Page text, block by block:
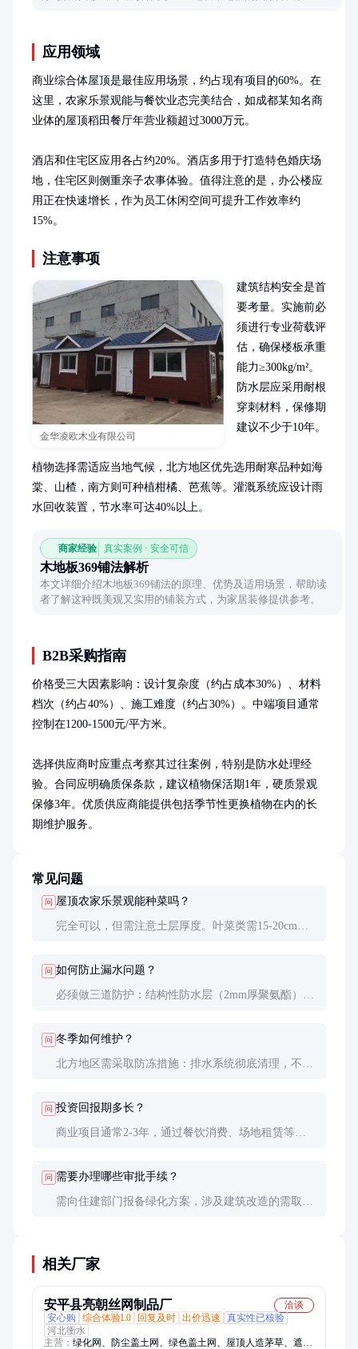
应用领域
商业综合体屋顶是最佳应用场景，约占现有项目的60%。在
这里，农家乐景观能与餐饮业态完美结合，如成都某知名商
业体的屋顶稻田餐厅年营业额超过3000万元。
酒店和住宅区应用各占约20%。酒店多用于打造特色婚庆场
地，住宅区则侧重亲子农事体验。值得注意的是，办公楼应
用正在快速增长，作为员工休闲空间可提升工作效率约
15%。
注意事项
金华凌欧木业有限公司
建筑结构安全是首
要考量。实施前必
须进行专业荷载评
估，确保楼板承重
能力≥300kg/m²。
防水层应采用耐根
穿刺材料，保修期
建议不少于10年。
植物选择需适应当地气候，北方地区优先选用耐寒品种如海
棠、山楂，南方则可种植柑橘、芭蕉等。灌溉系统应设计雨
水回收装置，节水率可达40%以上。
商家经验 真实案例 · 安全可信
木地板369铺法解析
本文详细介绍木地板369铺法的原理、优势及适用场景，帮助读
者了解这种既美观又实用的铺装方式，为家居装修提供参考。
B2B采购指南
价格受三大因素影响：设计复杂度（约占成本30%）、材料
档次（约占40%）、施工难度（约占30%）。中端项目通常
控制在1200-1500元/平方米。
选择供应商时应重点考察其过往案例，特别是防水处理经
验。合同应明确质保条款，建议植物保活期1年，硬质景观
保修3年。优质供应商能提供包括季节性更换植物在内的长
期维护服务。
常见问题
问 屋顶农家乐景观能种菜吗？
完全可以，但需注意土层厚度。叶菜类需15-20cm土
问 如何防止漏水问题？
必须做三道防护：结构性防水层（2mm厚聚氨酯）、
问 冬季如何维护？
北方地区需采取防冻措施：排水系统彻底清理，不耐
问 投资回报期多长？
商业项目通常2-3年，通过餐饮消费、场地租赁等实
问 需要办理哪些审批手续？
需向住建部门报备绿化方案，涉及建筑改造的需取得
相关厂家
安平县亮朝丝网制品厂
洽谈
安心购
综合体验L0 回复及时 出价迅速
真实性已核验
河北衡水
主营： 绿化网、防尘盖土网、绿色盖土网、屋顶人造茅草、遮阳